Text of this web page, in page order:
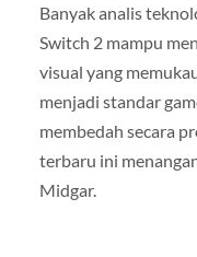
Banyak analis
Switch 2 mampu
visual yang
menjadi standar
membedah secara
terbaru ini
Midgar.